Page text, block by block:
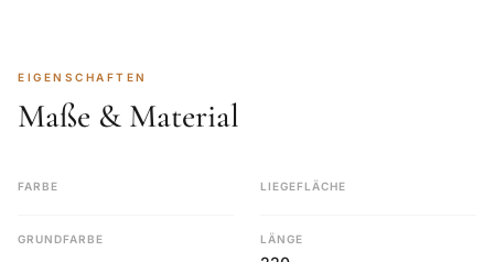
EIGENSCHAFTEN
Maße & Material
FARBE LIEGEFLÄCHE
GRUNDFARBE LÄNGE